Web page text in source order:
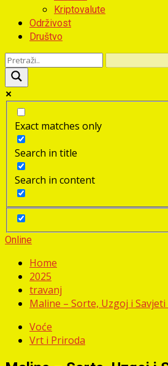
Kriptovalute
Održivost
Društvo
Exact matches only
Search in title
Search in content
Online
Home
2025
travanj
Maline – Sorte, Uzgoj i
Voće
Vrt i Priroda